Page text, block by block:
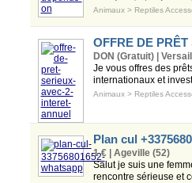
Animaux> Reptiles
OFFRE DE PRÊT
DON (Gratuit) |
Je vous offres des
internationaux et
Animaux> Reptiles
Plan cul
1 € | Ageville (52)
Salut je suis une
rencontre sérieuse et